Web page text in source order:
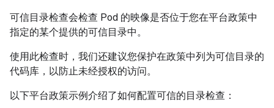
可信目录检查会检查 Pod 的映像是否位于您在平台政策中
指定的某个提供的可信目录中。
使用此检查时，我们还建议您保护在政策中列为可信目录的
代码库，以防止未经授权的访问。
以下平台政策示例介绍了如何配置可信的目录检查：